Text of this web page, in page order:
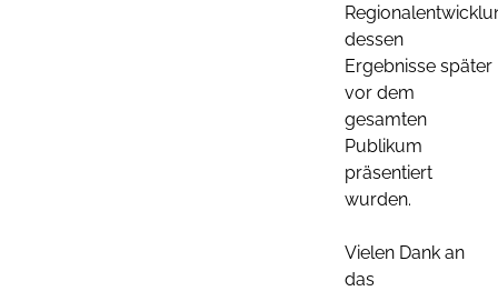
dessen
Ergebnisse später
vor dem
gesamten
Publikum
präsentiert
wurden.
Vielen Dank an
das